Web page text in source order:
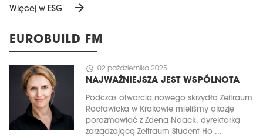
Więcej w ESG arrow_forward
EUROBUILD FM
schedule 02 października 2025
NAJWAŻNIEJSZA JEST WSPÓLNOTA
Podczas otwarcia nowego skrzydła Zeitraum
Racławicka w Krakowie mieliśmy okazję
porozmawiać z Zdeną Noack, dyrektorką
zarządzającą Zeitraum Student Ho ...